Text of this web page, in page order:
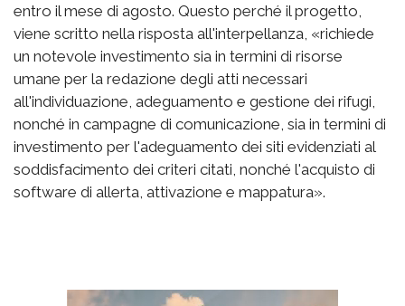
entro il mese di agosto. Questo perché il progetto,
viene scritto nella risposta all'interpellanza, «richiede
un notevole investimento sia in termini di risorse
umane per la redazione degli atti necessari
all'individuazione, adeguamento e gestione dei rifugi,
nonché in campagne di comunicazione, sia in termini di
investimento per l'adeguamento dei siti evidenziati al
soddisfacimento dei criteri citati, nonché l'acquisto di
software di allerta, attivazione e mappatura».